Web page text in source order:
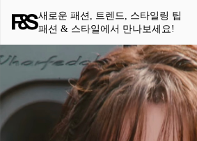
새로운 패션, 트렌드, 스타일링 팁
패션 & 스타일에서 만나보세요!